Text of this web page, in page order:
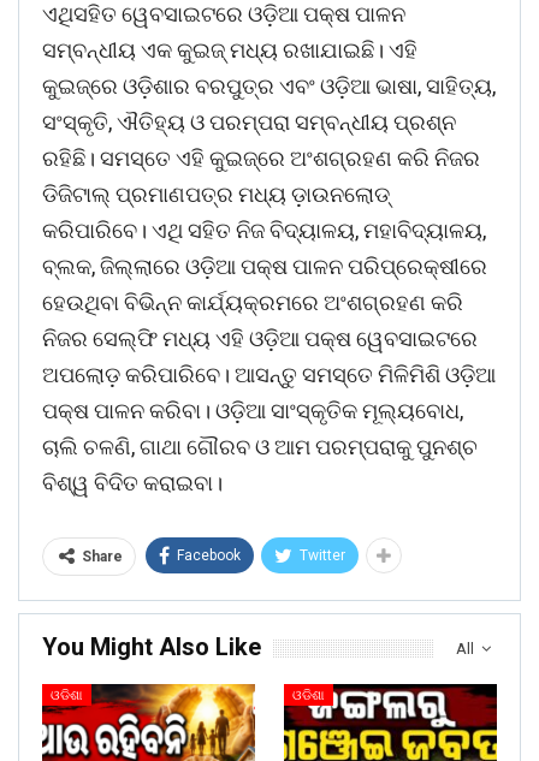
ଏଥିସହିତ ୱେବସାଇଟରେ ଓଡ଼ିଆ ପକ୍ଷ ପାଳନ
ସମ୍ବନ୍ଧୀୟ ଏକ କୁଇଜ୍‌ ମଧ୍ୟ ରଖାଯାଇଛି। ଏହି
କୁଇଜ୍‌ରେ ଓଡ଼ିଶାର ବରପୁତ୍ର ଏବଂ ଓଡ଼ିଆ ଭାଷା, ସାହିତ୍ୟ,
ସଂସ୍କୃତି, ଐତିହ୍ୟ ଓ ପରମ୍ପରା ସମ୍ବନ୍ଧୀୟ ପ୍ରଶ୍ନ
ରହିଛି। ସମସ୍ତେ ଏହି କୁଇଜ୍‌ରେ ଅଂଶଗ୍ରହଣ କରି ନିଜର
ଡିଜିଟାଲ୍ ପ୍ରମାଣପତ୍ର ମଧ୍ୟ ଡ଼ାଉନଲୋଡ୍‌
କରିପାରିବେ। ଏଥି ସହିତ ନିଜ ବିଦ୍ୟାଳୟ, ମହାବିଦ୍ୟାଳୟ,
ବ୍ଲକ, ଜିଲ୍ଲାରେ ଓଡ଼ିଆ ପକ୍ଷ ପାଳନ ପରିପ୍ରେକ୍ଷୀରେ
ହେଉଥିବା ବିଭିନ୍ନ କାର୍ଯ୍ୟକ୍ରମରେ ଅଂଶଗ୍ରହଣ କରି
ନିଜର ସେଲ୍ଫି ମଧ୍ୟ ଏହି ଓଡ଼ିଆ ପକ୍ଷ ୱେବସାଇଟରେ
ଅପଲୋଡ଼ କରିପାରିବେ। ଆସନ୍ତୁ ସମସ୍ତେ ମିଳିମିଶି ଓଡ଼ିଆ
ପକ୍ଷ ପାଳନ କରିବା। ଓଡ଼ିଆ ସାଂସ୍କୃତିକ ମୂଲ୍ୟବୋଧ,
ଚାଲି ଚଳଣି, ଗାଥା ଗୌରବ ଓ ଆମ ପରମ୍ପରାକୁ ପୁନଶ୍ଚ
ବିଶ୍ୱ ବିଦିତ କରାଇବା।
Share Facebook Twitter
All
You Might Also Like
ଓଡିଶା ଓଡିଶା